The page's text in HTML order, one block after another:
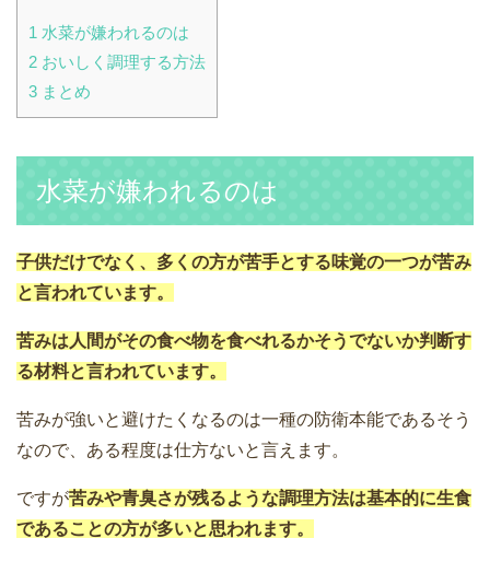
1 水菜が嫌われるのは
2 おいしく調理する方法
3 まとめ
水菜が嫌われるのは
子供だけでなく、多くの方が苦手とする味覚の一つが苦み
と言われています。
苦みは人間がその食べ物を食べれるかそうでないか判断す
る材料と言われています。
苦みが強いと避けたくなるのは一種の防衛本能であるそう
なので、ある程度は仕方ないと言えます。
ですが苦みや青臭さが残るような調理方法は基本的に生食
であることの方が多いと思われます。